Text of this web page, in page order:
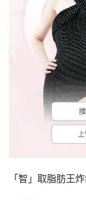
「智」取脂肪王